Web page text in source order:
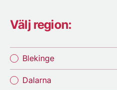
Välj region:
Blekinge
Dalarna